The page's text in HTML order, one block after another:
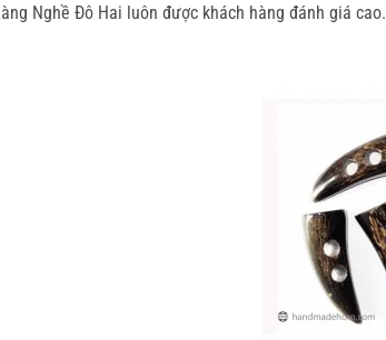
Nghề Đô Hai luôn được khách hàng đánh giá cao.